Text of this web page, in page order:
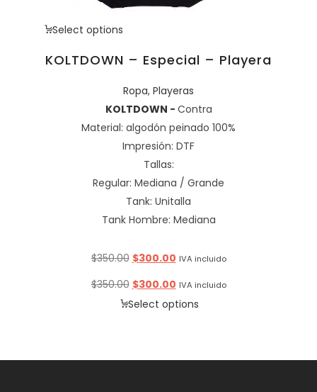
Select options
KOLTDOWN – Especial – Playera
Ropa, Playeras
KOLTDOWN - Contra
Material: algodón peinado 100%
Impresión: DTF
Tallas:
Regular: Mediana / Grande
Tank: Unitalla
Tank Hombre: Mediana
$350.00 Original
was:
$350.00.
$300.00Current
is:
$300.00.
IVA incluido
$350.00 Original
price
$300.00Current
price
IVA incluido
Select options